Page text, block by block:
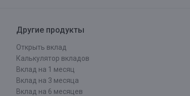
Другие продукты
Открыть вклад
Калькулятор вкладов
Вклад на 1 месяц
Вклад на 3 месяца
Вклад на 6 месяцев